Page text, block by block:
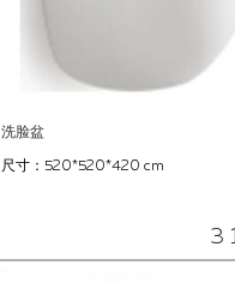
洗脸盆
尺寸：520*520*420 cm
3